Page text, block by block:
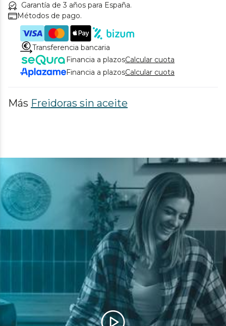
Garantía de 3 años para España.
Métodos de pago.
Transferencia bancaria
Financia a plazosCalcular cuota
Financia a plazosCalcular cuota
Más Freidoras sin aceite